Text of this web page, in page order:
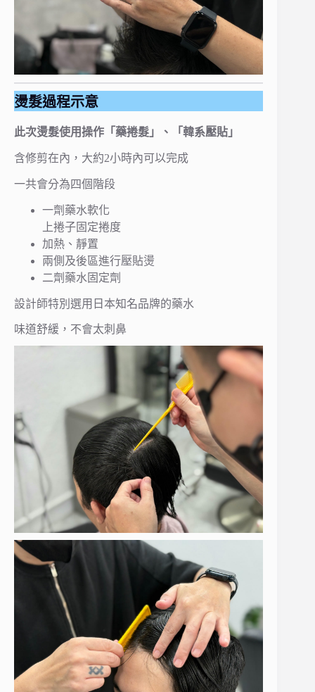
燙髮過程示意
此次燙髮使用操作「藥捲髮」、「韓系壓貼」
含修剪在內，大約2小時內可以完成
一共會分為四個階段
一劑藥水軟化
上捲子固定捲度
加熱、靜置
兩側及後區進行壓貼燙
二劑藥水固定劑
設計師特別選用日本知名品牌的藥水
味道舒緩，不會太刺鼻